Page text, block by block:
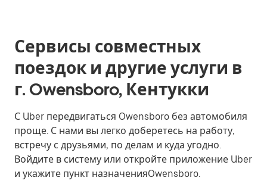
Сервисы совместных
поездок и другие услуги в
г. Owensboro, Кентукки
С Uber передвигаться Owensboro без автомобиля
проще. С нами вы легко доберетесь на работу,
встречу с друзьями, по делам и куда угодно.
Войдите в систему или откройте приложение Uber
и укажите пункт назначенияOwensboro.